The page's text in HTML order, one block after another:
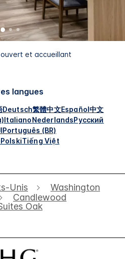
et accueillant
langues
Deutsch繁體中文Español中文
ItalianoNederlandsРусский
Português (BR)
PolskiTiếng Việt
Unis
Washington
Candlewood
Oak